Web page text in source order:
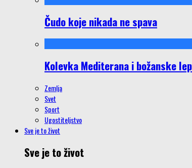
Čudo koje nikada ne spava
Kolevka Mediterana i božanske
Zemlja
Svet
Sport
Ugostiteljstvo
Sve je to život
Sve je to život